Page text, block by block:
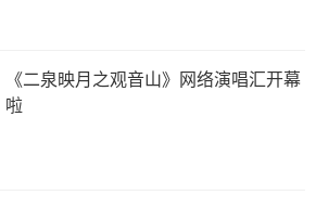
《二泉映月之观音山》网络演唱汇开幕
啦